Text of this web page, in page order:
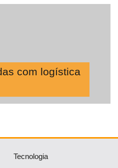
com logística
Tecnologia